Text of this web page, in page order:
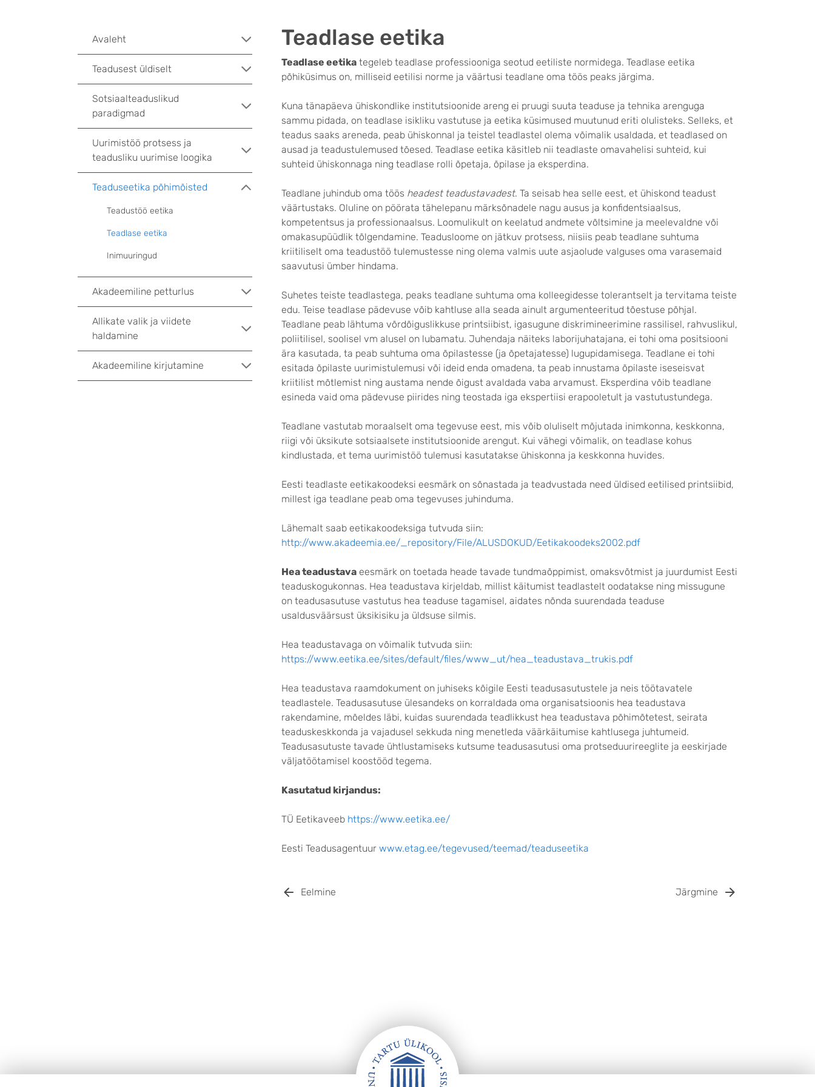
Teadlase eetika
Teadlase eetika tegeleb teadlase professiooniga seotud eetiliste normidega. Teadlase eetika
põhiküsimus on, milliseid eetilisi norme ja väärtusi teadlane oma töös peaks järgima.
Kuna tänapäeva ühiskondlike institutsioonide areng ei pruugi suuta teaduse ja tehnika arenguga
sammu pidada, on teadlase isikliku vastutuse ja eetika küsimused muutunud eriti olulisteks. Selleks, et
teadus saaks areneda, peab ühiskonnal ja teistel teadlastel olema võimalik usaldada, et teadlased on
ausad ja teadustulemused tõesed. Teadlase eetika käsitleb nii teadlaste omavahelisi suhteid, kui
suhteid ühiskonnaga ning teadlase rolli õpetaja, õpilase ja eksperdina.
Teadlane juhindub oma töös headest teadustavadest. Ta seisab hea selle eest, et ühiskond teadust
väärtustaks. Oluline on pöörata tähelepanu märksõnadele nagu ausus ja konfidentsiaalsus,
kompetentsus ja professionaalsus. Loomulikult on keelatud andmete võltsimine ja meelevaldne või
omakasupüüdlik tõlgendamine. Teadusloome on jätkuv protsess, niisiis peab teadlane suhtuma
kriitiliselt oma teadustöö tulemustesse ning olema valmis uute asjaolude valguses oma varasemaid
saavutusi ümber hindama.
Suhetes teiste teadlastega, peaks teadlane suhtuma oma kolleegidesse tolerantselt ja tervitama teiste
edu. Teise teadlase pädevuse võib kahtluse alla seada ainult argumenteeritud tõestuse põhjal.
Teadlane peab lähtuma võrdõiguslikkuse printsiibist, igasugune diskrimineerimine rassilisel, rahvuslikul,
poliitilisel, soolisel vm alusel on lubamatu. Juhendaja näiteks laborijuhatajana, ei tohi oma positsiooni
ära kasutada, ta peab suhtuma oma õpilastesse (ja õpetajatesse) lugupidamisega. Teadlane ei tohi
esitada õpilaste uurimistulemusi või ideid enda omadena, ta peab innustama õpilaste iseseisvat
kriitilist mõtlemist ning austama nende õigust avaldada vaba arvamust. Eksperdina võib teadlane
esineda vaid oma pädevuse piirides ning teostada iga ekspertiisi erapooletult ja vastutustundega.
Teadlane vastutab moraalselt oma tegevuse eest, mis võib oluliselt mõjutada inimkonna, keskkonna,
riigi või üksikute sotsiaalsete institutsioonide arengut. Kui vähegi võimalik, on teadlase kohus
kindlustada, et tema uurimistöö tulemusi kasutatakse ühiskonna ja keskkonna huvides.
Eesti teadlaste eetikakoodeksi eesmärk on sõnastada ja teadvustada need üldised eetilised printsiibid,
millest iga teadlane peab oma tegevuses juhinduma.
Lähemalt saab eetikakoodeksiga tutvuda siin:
http://www.akadeemia.ee/_repository/File/ALUSDOKUD/Eetikakoodeks2002.pdf
Hea teadustava eesmärk on toetada heade tavade tundmaõppimist, omaksvõtmist ja juurdumist Eesti
teaduskogukonnas. Hea teadustava kirjeldab, millist käitumist teadlastelt oodatakse ning missugune
on teadusasutuse vastutus hea teaduse tagamisel, aidates nõnda suurendada teaduse
usaldusväärsust üksikisiku ja üldsuse silmis.
Hea teadustavaga on võimalik tutvuda siin:
https://www.eetika.ee/sites/default/files/www_ut/hea_teadustava_trukis.pdf
Hea teadustava raamdokument on juhiseks kõigile Eesti teadusasutustele ja neis töötavatele
teadlastele. Teadusasutuse ülesandeks on korraldada oma organisatsioonis hea teadustava
rakendamine, mõeldes läbi, kuidas suurendada teadlikkust hea teadustava põhimõtetest, seirata
teaduskeskkonda ja vajadusel sekkuda ning menetleda väärkäitumise kahtlusega juhtumeid.
Teadusasutuste tavade ühtlustamiseks kutsume teadusasutusi oma protseduurireeglite ja eeskirjade
väljatöötamisel koostööd tegema.
Kasutatud kirjandus:
TÜ Eetikaveeb https://www.eetika.ee/
Eesti Teadusagentuur www.etag.ee/tegevused/teemad/teaduseetika
Eelmine Järgmine
Avaleht
Teadusest üldiselt
Sotsiaalteaduslikud
paradigmad
Uurimistöö protsess ja
teadusliku uurimise loogika
Teaduseetika põhimõisted
Teadustöö eetika
Teadlase eetika
Inimuuringud
Akadeemiline petturlus
Allikate valik ja viidete
haldamine
Akadeemiline kirjutamine